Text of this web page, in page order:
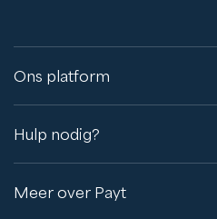
Ons platform
Hulp nodig?
Meer over Payt